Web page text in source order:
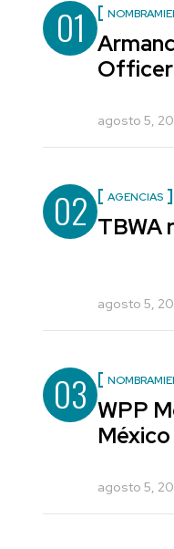
01
Officer
agosto 5,
02 AGENCIAS
TBWA
agosto 5,
03 WPP
agosto 5,